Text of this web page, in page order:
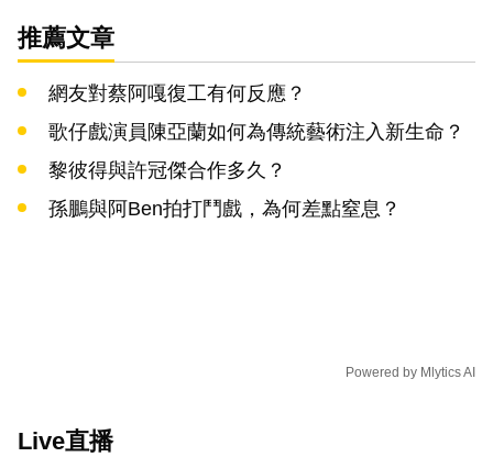
推薦文章
網友對蔡阿嘎復工有何反應？
歌仔戲演員陳亞蘭如何為傳統藝術注入新生命？
黎彼得與許冠傑合作多久？
孫鵬與阿Ben拍打鬥戲，為何差點窒息？
Powered by Mlytics AI
Live直播